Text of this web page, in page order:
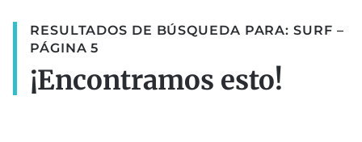
RESULTADOS DE BÚSQUEDA PARA: SURF –
PÁGINA 5
¡Encontramos esto!